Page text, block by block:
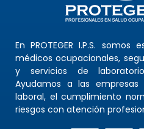
En PROTEGER I.P.S.
médicos ocupacionales,
y servicios de
Ayudamos a las
laboral, el cumplimiento
riesgos con atención